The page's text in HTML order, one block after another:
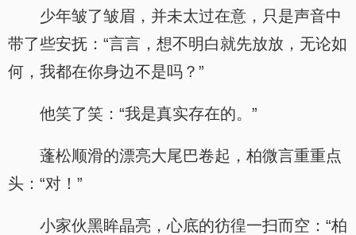
少年皱了皱眉，并未太过在意，只是声音中
带了些安抚：“言言，想不明白就先放放，无论如
何，我都在你身边不是吗？”
他笑了笑：“我是真实存在的。”
蓬松顺滑的漂亮大尾巴卷起，柏微言重重点
头：“对！”
小家伙黑眸晶亮，心底的彷徨一扫而空：“柏